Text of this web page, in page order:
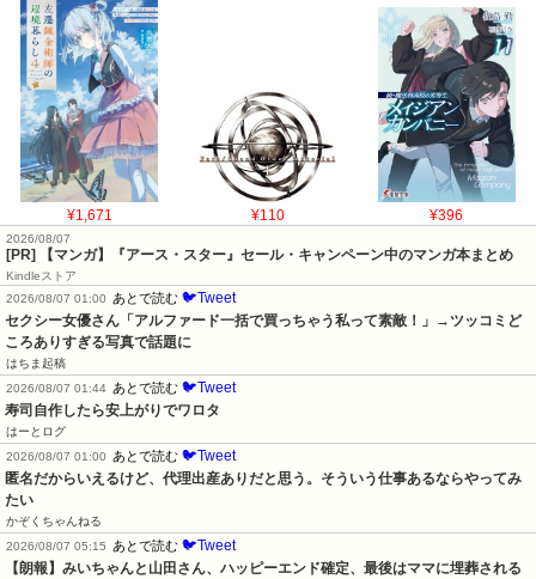
¥1,671 ¥110 ¥396
2026/08/07
[PR] 【マンガ】『アース・スター』セール・キャンペーン中のマンガ本まとめ
Kindleストア
2026/08/07 01:00
あとで読む 🐦Tweet
セクシー女優さん「アルファード一括で買っちゃう私って素敵！」→ツッコミど
ころありすぎる写真で話題に
はちま起稿
2026/08/07 01:44 あとで読む 🐦Tweet
寿司自作したら安上がりでワロタ
はーとログ
2026/08/07 01:00
あとで読む 🐦Tweet
匿名だからいえるけど、代理出産ありだと思う。そういう仕事あるならやってみ
たい
かぞくちゃんねる
2026/08/07 05:15
あとで読む 🐦Tweet
【朗報】みいちゃんと山田さん、ハッピーエンド確定、最後はママに埋葬される